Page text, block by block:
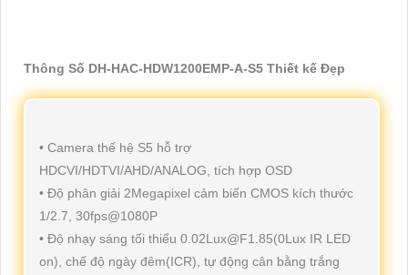
Thông Số DH-HAC-HDW1200EMP-A-S5 Thiết kế Đẹp
• Camera thế hệ S5 hỗ trợ
HDCVI/HDTVI/AHD/ANALOG, tích hợp OSD
• Độ phân giải 2Megapixel cảm biến CMOS kích thước
1/2.7, 30fps@1080P
• Độ nhạy sáng tối thiểu 0.02Lux@F1.85(0Lux IR LED
on), chế độ ngày đêm(ICR), tự động cân bằng trắng